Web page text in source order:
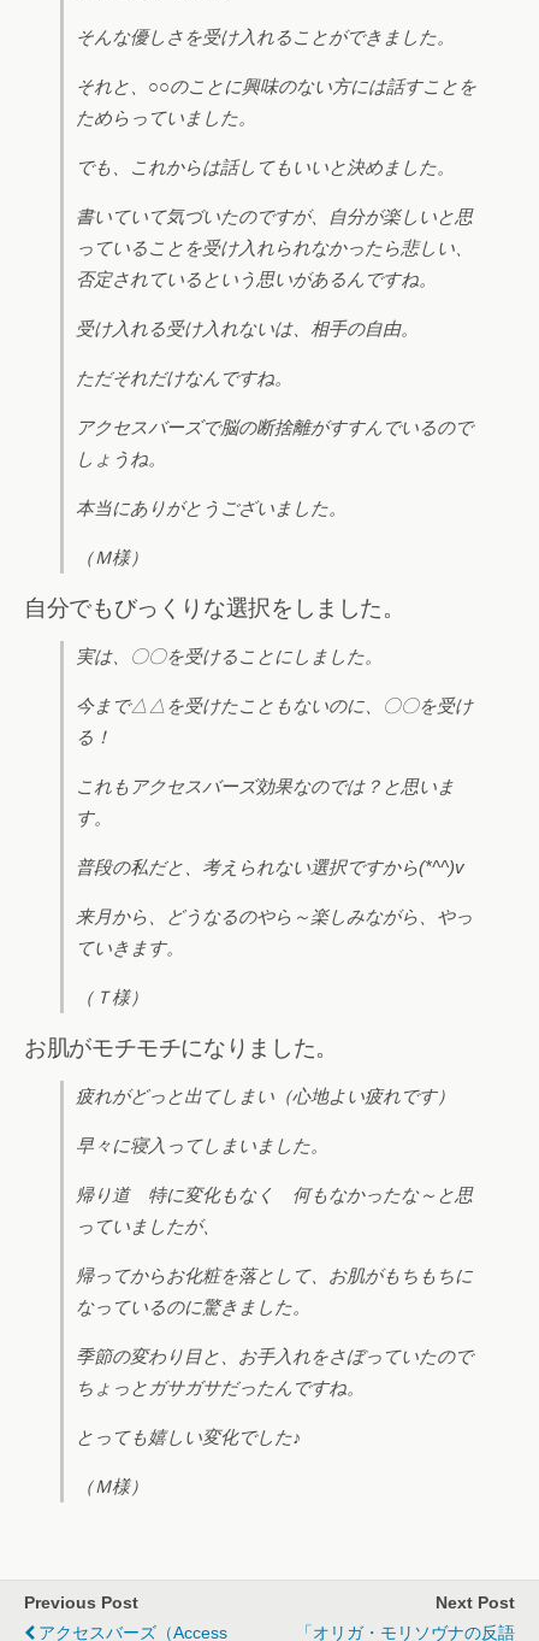
そんな優しさを受け入れることができました。
それと、○○のことに興味のない方には話すことを
ためらっていました。
でも、これからは話してもいいと決めました。
書いていて気づいたのですが、自分が楽しいと思
っていることを受け入れられなかったら悲しい、
否定されているという思いがあるんですね。
受け入れる受け入れないは、相手の自由。
ただそれだけなんですね。
アクセスバーズで脳の断捨離がすすんでいるので
しょうね。
本当にありがとうございました。
（Ｍ様）
自分でもびっくりな選択をしました。
実は、〇〇を受けることにしました。
今まで△△を受けたこともないのに、〇〇を受け
る！
これもアクセスバーズ効果なのでは？と思いま
す。
普段の私だと、考えられない選択ですから(*^^)v
来月から、どうなるのやら～楽しみながら、やっ
ていきます。
（Ｔ様）
お肌がモチモチになりました。
疲れがどっと出てしまい（心地よい疲れです）
早々に寝入ってしまいました。
帰り道 特に変化もなく 何もなかったな～と思
っていましたが、
帰ってからお化粧を落として、お肌がもちもちに
なっているのに驚きました。
季節の変わり目と、お手入れをさぼっていたので
ちょっとガサガサだったんですね。
とっても嬉しい変化でした♪
（Ｍ様）
Previous Post
アクセスバーズ（Access
Next Post
「オリガ・モリソヴナの反語